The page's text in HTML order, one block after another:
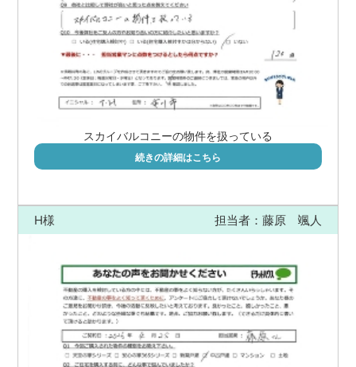
スカイバルコニーの物件を扱っている
続きの詳細はこちら
H様 担当者：藤原 颯人